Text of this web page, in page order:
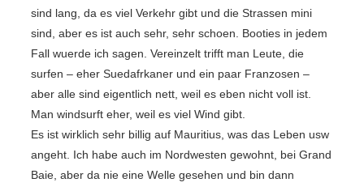
sind lang, da es viel Verkehr gibt und die Strassen mini
sind, aber es ist auch sehr, sehr schoen. Booties in jedem
Fall wuerde ich sagen. Vereinzelt trifft man Leute, die
surfen – eher Suedafrkaner und ein paar Franzosen –
aber alle sind eigentlich nett, weil es eben nicht voll ist.
Man windsurft eher, weil es viel Wind gibt.
Es ist wirklich sehr billig auf Mauritius, was das Leben usw
angeht. Ich habe auch im Nordwesten gewohnt, bei Grand
Baie, aber da nie eine Welle gesehen und bin dann